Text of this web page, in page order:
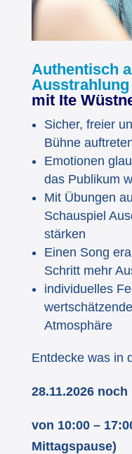
Authentisch
mit Ite
Sicher, freier
Bühne
Emotionen
das Publikum
Mit Übungen
Schauspiel
stärken
Einen Song
Schritt mehr
individuelles
Atmosphäre
Entdecke was in
28.11.2026
von 10:00 –
Mittagspause)